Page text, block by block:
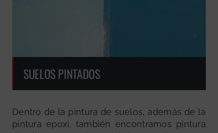
SUELOS PINTADOS
Dentro de la pintura de suelos, además de la
pintura epoxi, también encontramos pintura